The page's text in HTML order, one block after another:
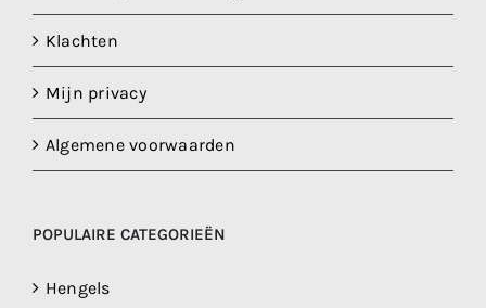
Klachten
Mijn privacy
Algemene voorwaarden
POPULAIRE CATEGORIEËN
Hengels